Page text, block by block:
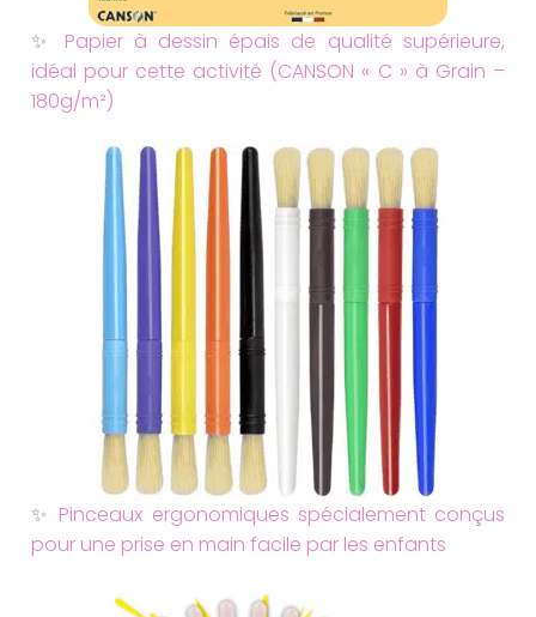
✨ Papier à dessin épais de qualité supérieure,
idéal pour cette activité (CANSON « C » à Grain –
180g/m²)
✨ Pinceaux ergonomiques spécialement conçus
pour une prise en main facile par les enfants